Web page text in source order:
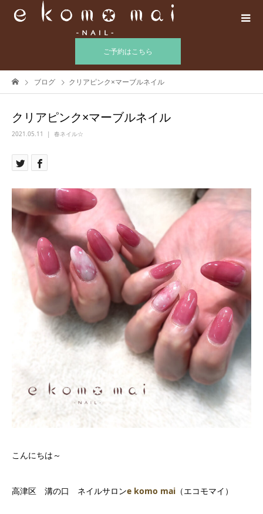
ご予約はこちら
ブログ クリアピンク×マーブルネイル
クリアピンク×マーブルネイル
2021.05.11 春ネイル☆
こんにちは～
高津区 溝の口 ネイルサロンe komo mai （エコモマイ）